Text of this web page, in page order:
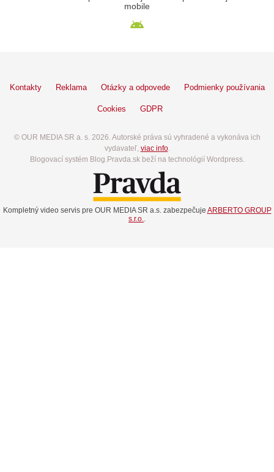
mobile
Kontakty Reklama Otázky a odpovede Podmienky používania
Cookies GDPR
© OUR MEDIA SR a. s. 2026. Autorské práva sú vyhradené a vykonáva ich
vydavateľ, viac info.
Blogovací systém Blog.Pravda.sk beží na technológií Wordpress.
Kompletný video servis pre OUR MEDIA SR a.s. zabezpečuje ARBERTO GROUP
s.r.o.